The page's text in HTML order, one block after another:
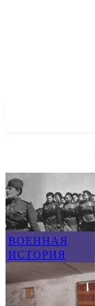
ВОЕННАЯ
ИСТОРИЯ